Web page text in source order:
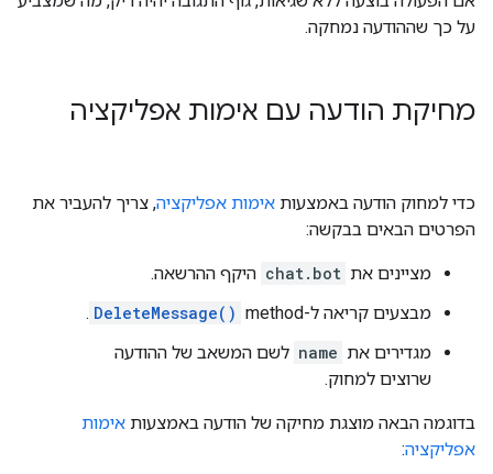
על כך שההודעה נמחקה.
מחיקת הודעה עם אימות אפליקציה
כדי למחוק הודעה באמצעות אימות אפליקציה, צריך להעביר את
הפרטים הבאים בבקשה:
מציינים את chat.bot היקף ההרשאה.
מבצעים קריאה ל-method‏
DeleteMessage()
.
מגדירים את name לשם המשאב של ההודעה
שרוצים למחוק.
בדוגמה הבאה מוצגת מחיקה של הודעה באמצעות אימות
אפליקציה: